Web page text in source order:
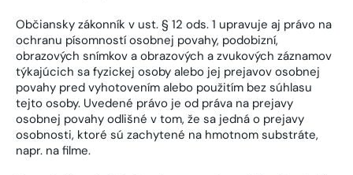
Občiansky zákonník v ust. § 12 ods. 1 upravuje aj právo na
ochranu písomností osobnej povahy, podobizní,
obrazových snímkov a obrazových a zvukových záznamov
týkajúcich sa fyzickej osoby alebo jej prejavov osobnej
povahy pred vyhotovením alebo použitím bez súhlasu
tejto osoby. Uvedené právo je od práva na prejavy
osobnej povahy odlišné v tom, že sa jedná o prejavy
osobnosti, ktoré sú zachytené na hmotnom substráte,
napr. na filme.